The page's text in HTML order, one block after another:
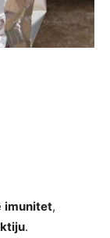
imunitet,
.